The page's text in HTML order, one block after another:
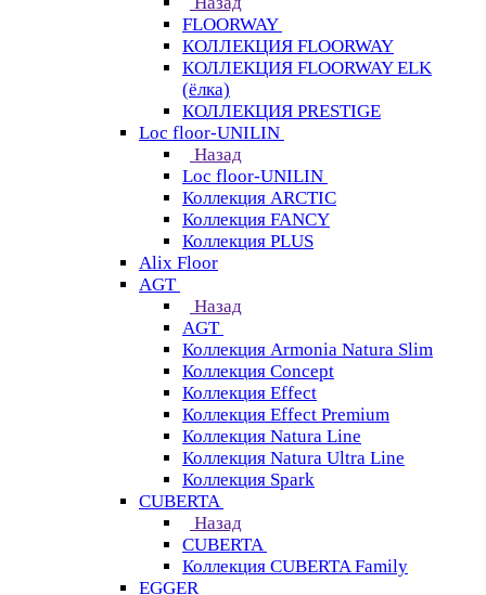
FLOORWAY
КОЛЛЕКЦИЯ FLOORWAY
КОЛЛЕКЦИЯ FLOORWAY ELK
(ёлка)
КОЛЛЕКЦИЯ PRESTIGE
Loс floor-UNILIN
Назад
Loс floor-UNILIN
Коллекция ARCTIС
Коллекция FANCY
Коллекция PLUS
Alix Floor
AGT
Назад
AGT
Коллекция Armonia Natura Slim
Коллекция Concept
Коллекция Effect
Коллекция Effect Premium
Коллекция Natura Line
Коллекция Natura Ultra Line
Коллекция Spark
CUBERTA
Назад
CUBERTA
Коллекция CUBERTA Family
EGGER